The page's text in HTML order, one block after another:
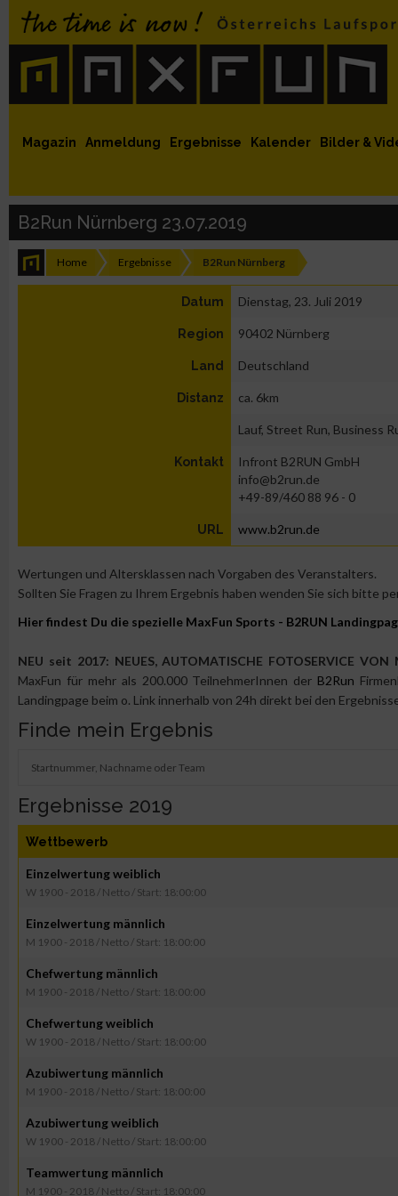
MaxFun Newsletter abonnieren
MaxFun auf Instagram
MaxFun auf Twitter
auf Youtube
auf Facebook
Magazin Anmeldung Ergebnisse Kalender Bilder &
B2Run Nürnberg 23.07.2019
Home Ergebnisse B2Run Nürnberg
Datum Dienstag, 23. Juli 2019
Region 90402 Nürnberg
Land Deutschland
Distanz ca. 6km
Lauf, Street Run, Business
Kontakt
Infront B2RUN GmbH
info@b2run.de
+49-89/460 88 96 - 0
URL www.b2run.de
Wertungen und Altersklassen nach Vorgaben des Veranstalters.
Sollten Sie Fragen zu Ihrem Ergebnis haben wenden Sie sich bitte
Hier findest Du die spezielle MaxFun Sports - B2RUN
NEU seit 2017: NEUES, AUTOMATISCHE FOTOSERVICE VON
MaxFun für mehr als 200.000 TeilnehmerInnen der B2Run
Landingpage beim o. Link innerhalb von 24h direkt bei den
Finde mein Ergebnis
Ergebnisse 2019
Wettbewerb
Einzelwertung weiblich
W 1900 - 2018 / Netto / Start: 18:00:00
Einzelwertung männlich
M 1900 - 2018 / Netto / Start: 18:00:00
Chefwertung männlich
M 1900 - 2018 / Netto / Start: 18:00:00
Chefwertung weiblich
W 1900 - 2018 / Netto / Start: 18:00:00
Azubiwertung männlich
M 1900 - 2018 / Netto / Start: 18:00:00
Azubiwertung weiblich
W 1900 - 2018 / Netto / Start: 18:00:00
Teamwertung männlich
M 1900 - 2018 / Netto / Start: 18:00:00